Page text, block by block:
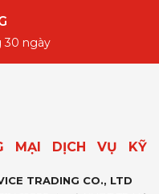
30 ngày
MẠI DỊCH VỤ KỸ
TRADING CO., LTD